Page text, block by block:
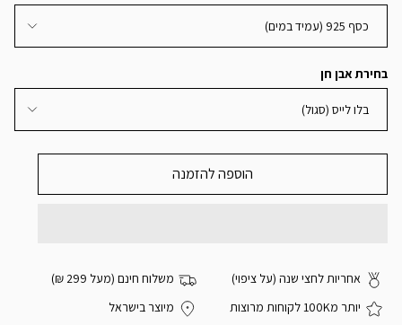
כסף 925 (עמיד במים)
בחירת אבן חן
בלו לייס (סגול)
הוספה להזמנה
אחריות לחצי שנה (על ציפוי)
משלוח חינם (מעל 299 ₪)
יותר מ100K לקוחות מרוצות
מיוצר בישראל